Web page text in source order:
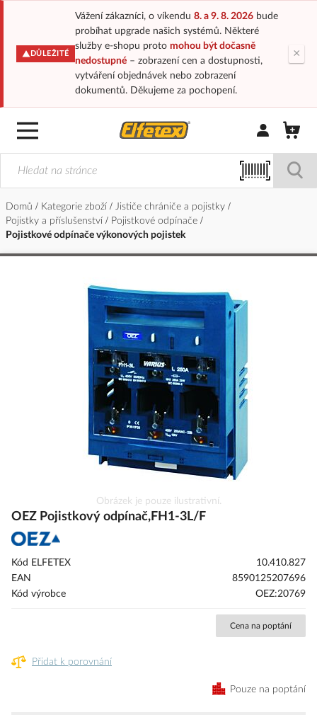
DŮLEŽITÉ
Vážení zákazníci, o víkendu 8. a 9. 8. 2026bude
probíhat upgrade našich systémů. Některé
služby e-shopu proto mohou být dočasně
nedostupné– zobrazení cen a dostupnosti,
vytváření objednávek nebo zobrazení
dokumentů. Děkujeme za pochopení.
×
Přihlásit/
Domů Kategorie zboží
Jističe chrániče a pojistky
Pojistky a příslušenství
Pojistkové odpínače
Pojistkové odpínače výkonových pojistek
na
galerie
s
Obrázek je pouze ilustrativní.
OEZ Pojistkový odpínač,FH1-3L/F
Kód ELFETEX
10.410.827
EAN
8590125207696
Kód výrobce
OEZ:20769
Cena na poptání
Přidat k porovnání
Pouze na poptání